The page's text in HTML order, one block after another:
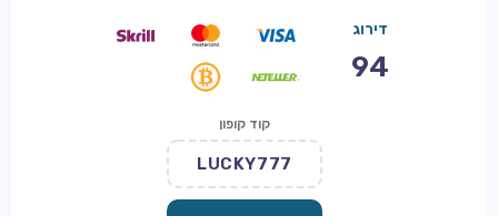
דירוג
94
קוד קופון
LUCKY777